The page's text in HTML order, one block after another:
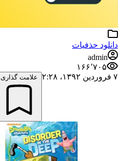
دانلود حذفیات
admin
۱۶۶٬۷۰۵
۷ فروردین ۱۳۹۲،‏ ۲:۲۸
علامت گذاری